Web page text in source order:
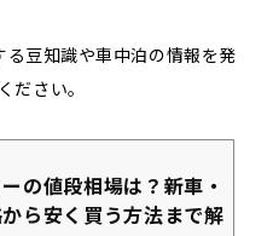
豆知識や車中泊の情報を発
ださい。
の値段相場は？新車・
ら安く買う方法まで解